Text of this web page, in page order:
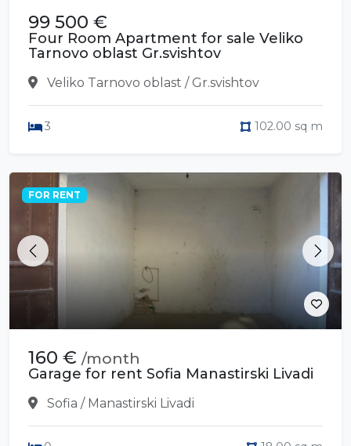
99 500 €
Four Room Apartment for sale Veliko
Tarnovo oblast Gr.svishtov
Veliko Tarnovo oblast / Gr.svishtov
3 102.00 sq m
Previous Next
FOR RENT
160 € /month
Garage for rent Sofia Manastirski Livadi
Sofia / Manastirski Livadi